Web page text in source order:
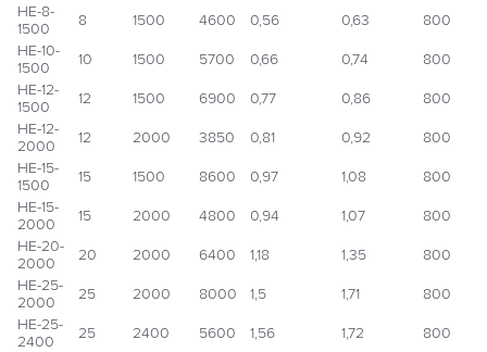
НЕ-8-
1500
8 1500 4600 0,56 0,63
800
НЕ-10-
1500
10 1500 5700 0,66 0,74
800
НЕ-12-
1500
12 1500 6900 0,77 0,86
800
НЕ-12-
2000
12 2000 3850 0,81 0,92
800
НЕ-15-
1500
15 1500 8600 0,97 1,08
800
НЕ-15-
2000
15 2000 4800 0,94 1,07
800
НЕ-20-
2000
20 2000 6400 1,18 1,35
800
НЕ-25-
2000
25 2000 8000 1,5 1,71
800
НЕ-25-
2400
25 2400 5600 1,56 1,72
800